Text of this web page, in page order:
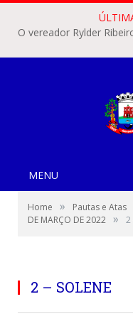
MENU
Home » Pautas e Atas
DE MARÇO DE 2022 » 2
2 – SOLENE